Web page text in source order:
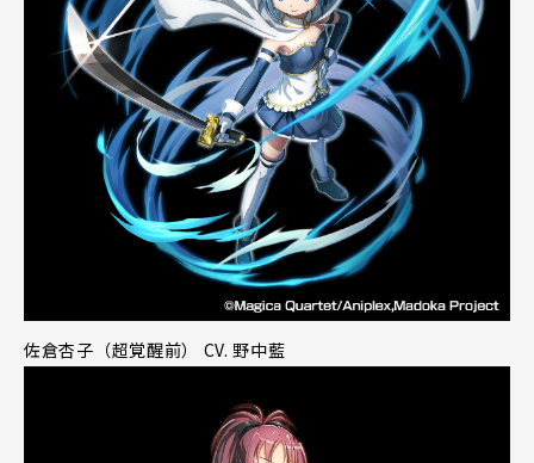
佐倉杏子（超覚醒前） CV. 野中藍